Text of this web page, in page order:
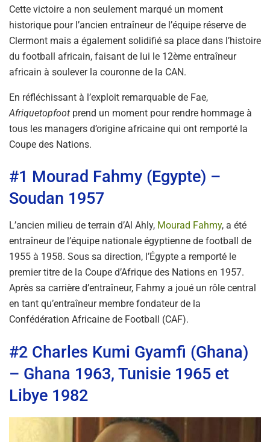
Cette victoire a non seulement marqué un moment
historique pour l’ancien entraîneur de l’équipe réserve de
Clermont mais a également solidifié sa place dans l’histoire
du football africain, faisant de lui le 12ème entraîneur
africain à soulever la couronne de la CAN.
En réfléchissant à l’exploit remarquable de Fae,
Afriquetopfoot prend un moment pour rendre hommage à
tous les managers d’origine africaine qui ont remporté la
Coupe des Nations.
#1 Mourad Fahmy (Egypte) –
Soudan 1957
L’ancien milieu de terrain d’Al Ahly, Mourad Fahmy, a été
entraîneur de l’équipe nationale égyptienne de football de
1955 à 1958. Sous sa direction, l’Égypte a remporté le
premier titre de la Coupe d’Afrique des Nations en 1957.
Après sa carrière d’entraîneur, Fahmy a joué un rôle central
en tant qu’entraîneur membre fondateur de la
Confédération Africaine de Football (CAF).
#2 Charles Kumi Gyamfi (Ghana)
– Ghana 1963, Tunisie 1965 et
Libye 1982